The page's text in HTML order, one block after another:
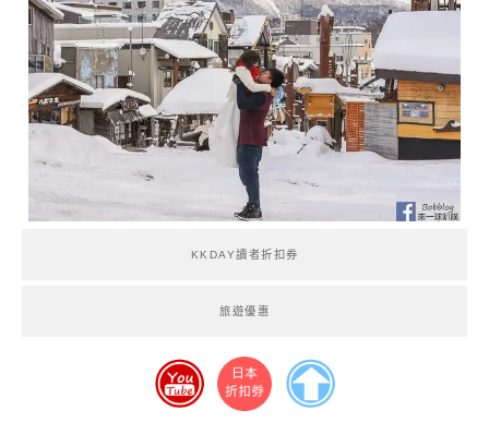
KKDAY讀者折扣券
旅遊優惠